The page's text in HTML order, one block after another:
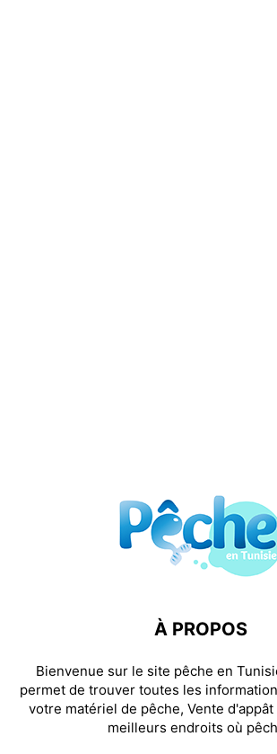
À PROPOS
Bienvenue sur le site pêche en
permet de trouver toutes les
votre matériel de pêche, Vente d'appât
meilleurs endroits où